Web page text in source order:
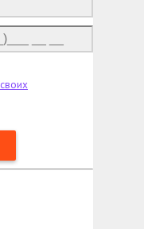
своих